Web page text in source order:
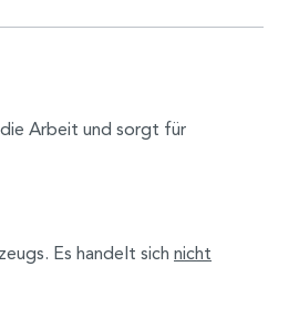
Arbeit und sorgt für
Es handelt sich nicht